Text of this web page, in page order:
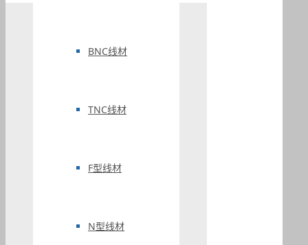
BNC线材
TNC线材
F型线材
N型线材